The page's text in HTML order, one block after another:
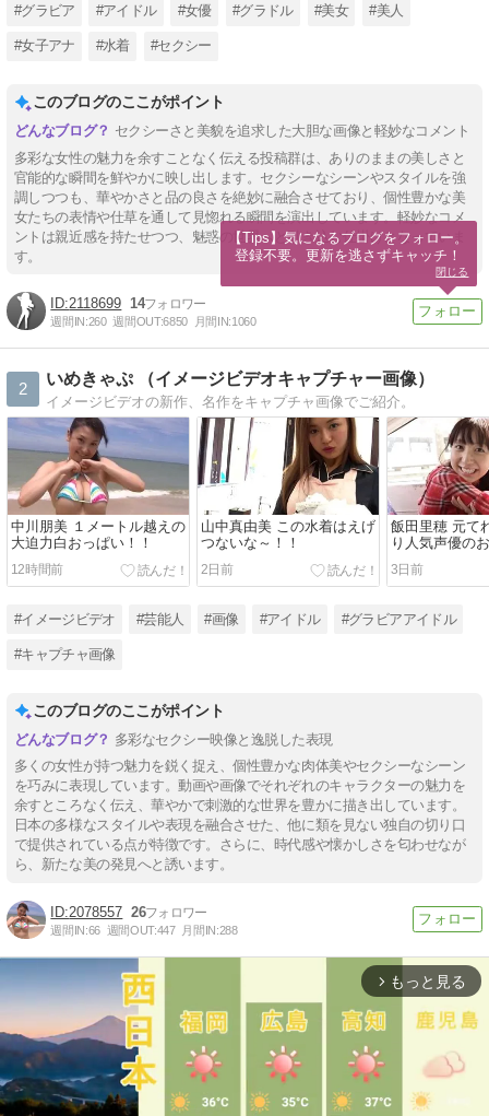
#グラビア #アイドル #女優 #グラドル #美女 #美人
#女子アナ #水着 #セクシー
このブログのここがポイント
セクシーさと美貌を追求した大胆な画像と軽妙なコメント
多彩な女性の魅力を余すことなく伝える投稿群は、ありのままの美しさと
官能的な瞬間を鮮やかに映し出します。セクシーなシーンやスタイルを強
調しつつも、華やかさと品の良さを絶妙に融合させており、個性豊かな美
女たちの表情や仕草を通して見惚れる瞬間を演出しています。軽妙なコメ
ントは親近感を持たせつつ、魅惑の世界へと引き込む仕掛けとなっていま
す。
2118699 14
週間IN:260 週間OUT:6850 月間IN:1060
2
いめきゃぷ （イメージビデオキャプチャー画像）
イメージビデオの新作、名作をキャプチャ画像でご紹介。
中川朋美 １メートル越えの
大迫力白おっぱい！！
12時間前
山中真由美 この水着はえげ
つないな～！！
2日前
飯田里穂 元て
り人気声優の
タチのおっぱい
3日前
#イメージビデオ #芸能人 #画像 #アイドル #グラビアアイドル
#キャプチャ画像
このブログのここがポイント
多彩なセクシー映像と逸脱した表現
多くの女性が持つ魅力を鋭く捉え、個性豊かな肉体美やセクシーなシーン
を巧みに表現しています。動画や画像でそれぞれのキャラクターの魅力を
余すところなく伝え、華やかで刺激的な世界を豊かに描き出しています。
日本の多様なスタイルや表現を融合させた、他に類を見ない独自の切り口
で提供されている点が特徴です。さらに、時代感や懐かしさを匂わせなが
ら、新たな美の発見へと誘います。
2078557 26
週間IN:66 週間OUT:447 月間IN:288
arrow_forward_ios もっと見る
【Tips】気になるブログをフォロー。
登録不要。更新を逃さずキャッチ！
閉じる